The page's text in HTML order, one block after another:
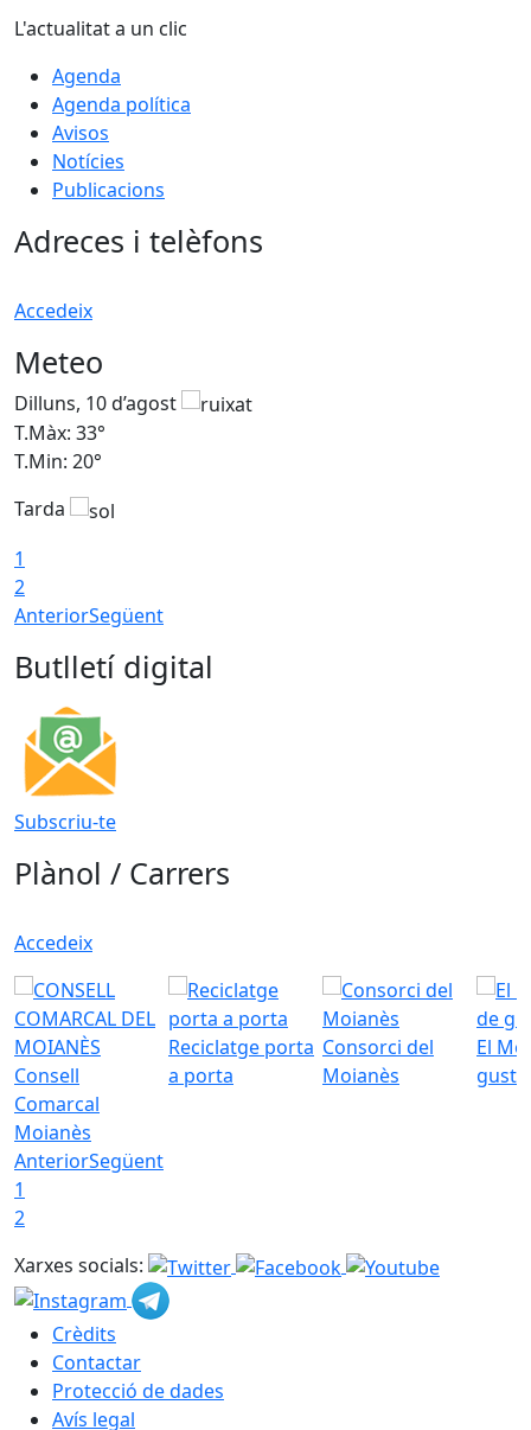
L'actualitat a un clic
Agenda
Agenda política
Avisos
Notícies
Publicacions
Adreces i telèfons
Accedeix
Meteo
Dilluns, 10 d’agost
T.Màx: 33°
T.Min: 20°
Tarda
1
2
AnteriorSegüent
Butlletí digital
Subscriu-te
Plànol / Carrers
Accedeix
Consell
Comarcal
Moianès
Reciclatge porta
a porta
Consorci del
Moianès
El
gust
AnteriorSegüent
1
2
Xarxes socials:
Crèdits
Contactar
Protecció de dades
Avís legal